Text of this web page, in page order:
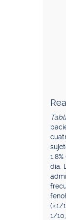
día.
(≥1/
1/